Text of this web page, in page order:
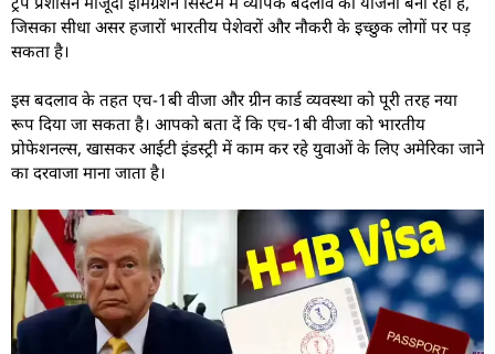
जिसका सीधा असर हजारों भारतीय पेशेवरों और नौकरी के इच्छुक लोगों पर पड़
सकता है।
इस बदलाव के तहत एच-1बी वीजा और ग्रीन कार्ड व्यवस्था को पूरी तरह नया
रूप दिया जा सकता है। आपको बता दें कि एच-1बी वीजा को भारतीय
प्रोफेशनल्स, खासकर आईटी इंडस्ट्री में काम कर रहे युवाओं के लिए अमेरिका जाने
का दरवाजा माना जाता है।